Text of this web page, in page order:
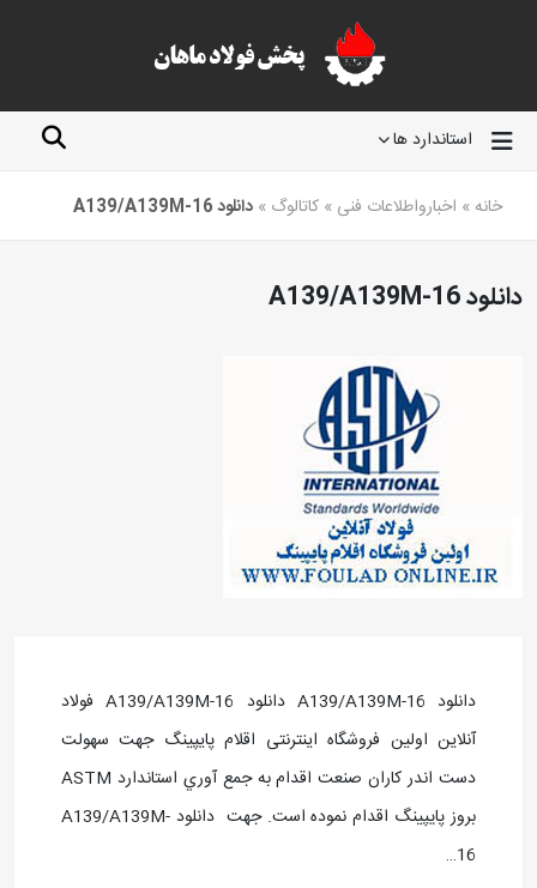
استاندارد ها
خانه » اخبارواطلاعات فنی » کاتالوگ » دانلود A139/A139M-16
دانلود A139/A139M-16
دانلود A139/A139M-16 دانلود A139/A139M-16 فولاد
آنلاین اولین فروشگاه اینترنتی اقلام پایپینگ جهت سهولت
دست اندر کاران صنعت اقدام به جمع آوري استاندارد ASTM
بروز پايپينگ اقدام نموده است. جهت دانلود A139/A139M-
16…